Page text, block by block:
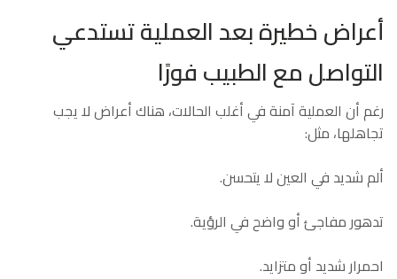
أعراض خطيرة بعد العملية تستدعي
التواصل مع الطبيب فورًا
رغم أن العملية آمنة في أغلب الحالات، هناك أعراض لا يجب
تجاهلها، مثل:
ألم شديد في العين لا يتحسن.
تدهور مفاجئ أو واضح في الرؤية.
احمرار شديد أو متزايد.